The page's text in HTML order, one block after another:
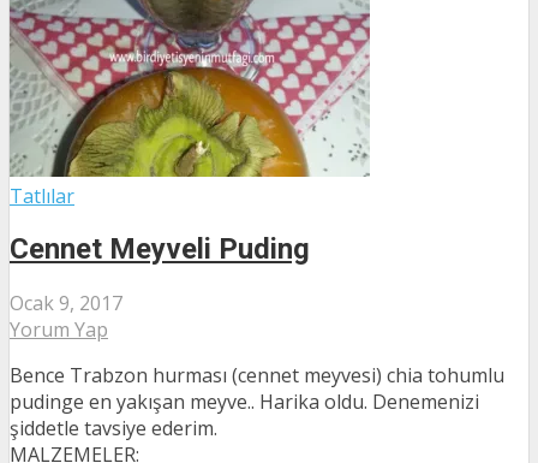
Tatlılar
Cennet Meyveli Puding
Ocak 9, 2017
Yorum Yap
Bence Trabzon hurması (cennet meyvesi) chia tohumlu
pudinge en yakışan meyve.. Harika oldu. Denemenizi
şiddetle tavsiye ederim.
MALZEMELER: